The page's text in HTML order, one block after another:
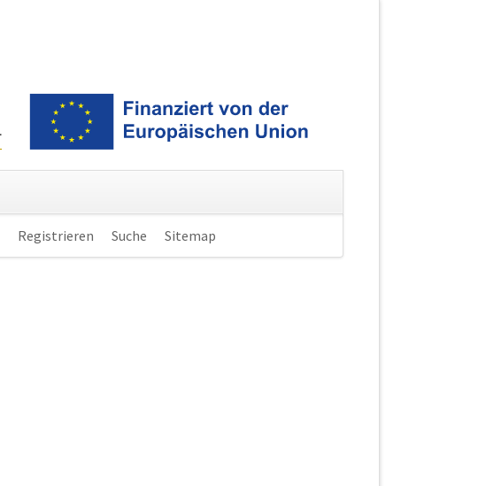
überspringen
Registrieren Suche Sitemap